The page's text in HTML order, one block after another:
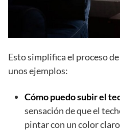
Esto simplifica el proceso
unos ejemplos:
Cómo puedo subir el
sensación de que el
pintar con un color